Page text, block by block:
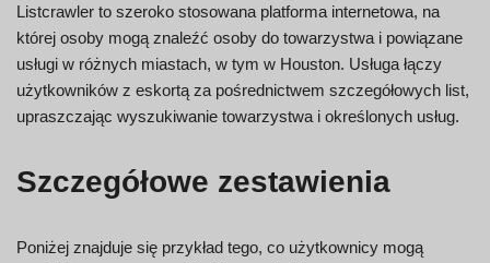
Listcrawler to szeroko stosowana platforma internetowa, na
której osoby mogą znaleźć osoby do towarzystwa i powiązane
usługi w różnych miastach, w tym w Houston. Usługa łączy
użytkowników z eskortą za pośrednictwem szczegółowych list,
upraszczając wyszukiwanie towarzystwa i określonych usług.
Szczegółowe zestawienia
Poniżej znajduje się przykład tego, co użytkownicy mogą